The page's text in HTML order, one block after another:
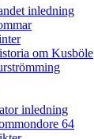
inledning
om Kusböle
inledning
64